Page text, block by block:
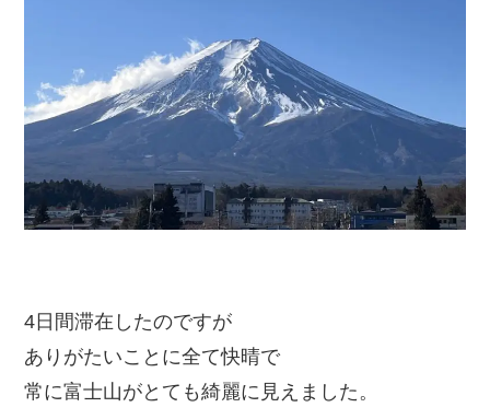
4日間滞在したのですが
ありがたいことに全て快晴で
常に富士山がとても綺麗に見えました。